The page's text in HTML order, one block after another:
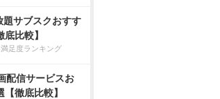
題サブスクおすす
比較】
足度ランキング
配信サービスお
徹底比較】